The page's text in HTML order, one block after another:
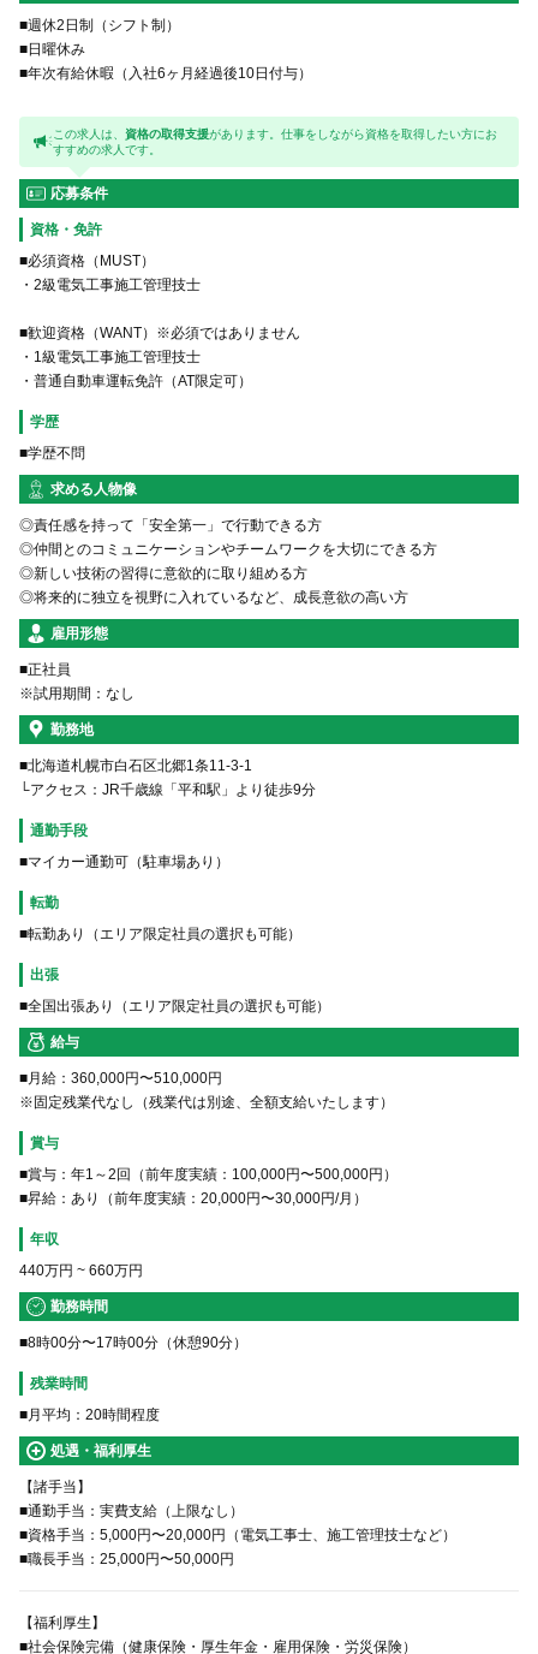
■週休2日制（シフト制）
■日曜休み
■年次有給休暇（入社6ヶ月経過後10日付与）
この求人は、資格の取得支援があります。仕事をしながら資格を取得したい方にお
すすめの求人です。
応募条件
資格・免許
■必須資格（MUST）
・2級電気工事施工管理技士
■歓迎資格（WANT）※必須ではありません
・1級電気工事施工管理技士
・普通自動車運転免許（AT限定可）
学歴
■学歴不問
求める人物像
◎責任感を持って「安全第一」で行動できる方
◎仲間とのコミュニケーションやチームワークを大切にできる方
◎新しい技術の習得に意欲的に取り組める方
◎将来的に独立を視野に入れているなど、成長意欲の高い方
雇用形態
■正社員
※試用期間：なし
勤務地
■北海道札幌市白石区北郷1条11-3-1
└アクセス：JR千歳線「平和駅」より徒歩9分
通勤手段
転勤
■転勤あり（エリア限定社員の選択も可能）
出張
■全国出張あり（エリア限定社員の選択も可能）
給与
■月給：360,000円〜510,000円
※固定残業代なし（残業代は別途、全額支給いたします）
賞与
■賞与：年1～2回（前年度実績：100,000円〜500,000円）
■昇給：あり（前年度実績：20,000円〜30,000円/月）
年収
440万円 ~ 660万円
勤務時間
■8時00分〜17時00分（休憩90分）
残業時間
■月平均：20時間程度
処遇・福利厚生
【諸手当】
■通勤手当：実費支給（上限なし）
■資格手当：5,000円〜20,000円（電気工事士、施工管理技士など）
■職長手当：25,000円〜50,000円
【福利厚生】
■社会保険完備（健康保険・厚生年金・雇用保険・労災保険）